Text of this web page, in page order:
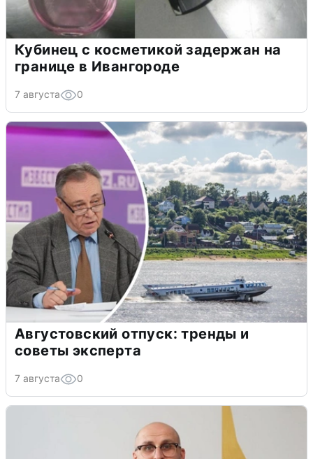
Кубинец с косметикой задержан на
границе в Ивангороде
7 августа 0
Августовский отпуск: тренды и
советы эксперта
7 августа 0